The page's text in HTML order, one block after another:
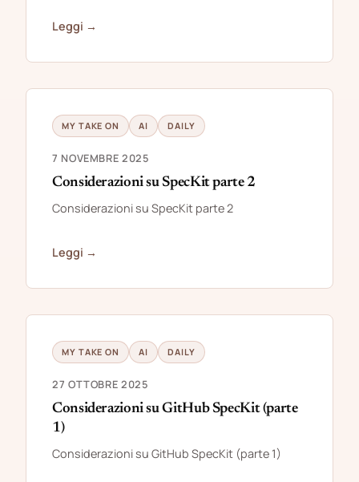
Leggi →
MY TAKE ON AI DAILY
7 NOVEMBRE 2025
Considerazioni su SpecKit parte 2
Considerazioni su SpecKit parte 2
Leggi →
MY TAKE ON AI DAILY
27 OTTOBRE 2025
Considerazioni su GitHub SpecKit (parte
1)
Considerazioni su GitHub SpecKit (parte 1)